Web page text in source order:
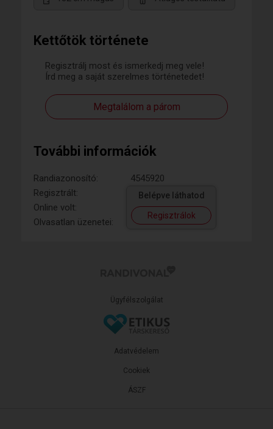
Kettőtök története
Regisztrálj most és ismerkedj meg vele!
Írd meg a saját szerelmes történetedet!
Megtalálom a párom
További információk
Randiazonosító:
4545920
Regisztrált:
Online volt:
Olvasatlan üzenetei:
Belépve láthatod
Regisztrálok
Ügyfélszolgálat
ÁSZF
Adatvédelem
Cookiek